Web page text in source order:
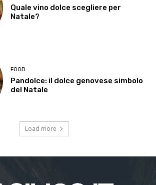
Quale vino dolce scegliere per
Natale?
FOOD
Pandolce: il dolce genovese simbolo
del Natale
Load more